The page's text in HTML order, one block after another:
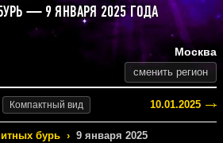
— 9 ЯНВАРЯ 2025 ГОДА
Москва
сменить регион
Компактный вид 10.01.2025
бурь › 9 января 2025